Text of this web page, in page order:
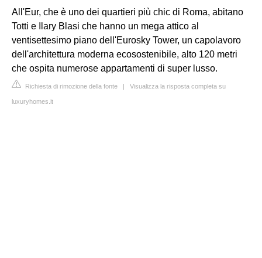
All'Eur, che è uno dei quartieri più chic di Roma, abitano
Totti e Ilary Blasi che hanno un mega attico al
ventisettesimo piano dell'Eurosky Tower, un capolavoro
dell'architettura moderna ecosostenibile, alto 120 metri
che ospita numerose appartamenti di super lusso.
Richiesta di rimozione della fonte | Visualizza la risposta completa su
luxuryhomes.it